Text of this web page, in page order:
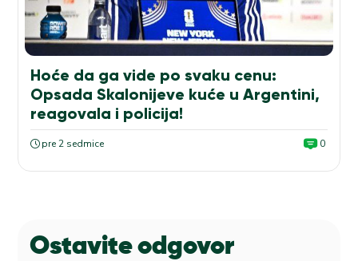
Hoće da ga vide po svaku cenu:
Opsada Skalonijeve kuće u Argentini,
reagovala i policija!
pre 2 sedmice 0
Ostavite odgovor